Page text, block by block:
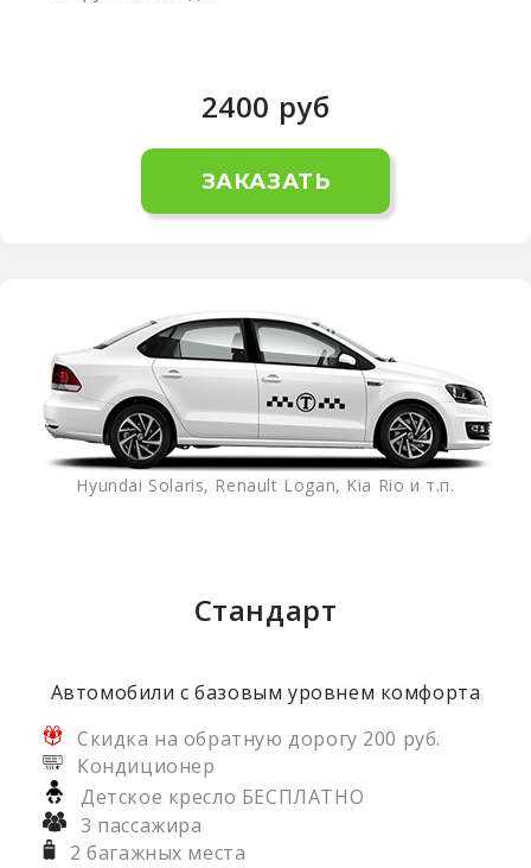
2400 руб
ЗАКАЗАТЬ
Hyundai Solaris, Renault Logan, Kia Rio и т.п.
Стандарт
Автомобили с базовым уровнем комфорта
Скидка на обратную дорогу 200 руб.
Кондиционер
Детское кресло БЕСПЛАТНО
3 пассажира
2 багажных места